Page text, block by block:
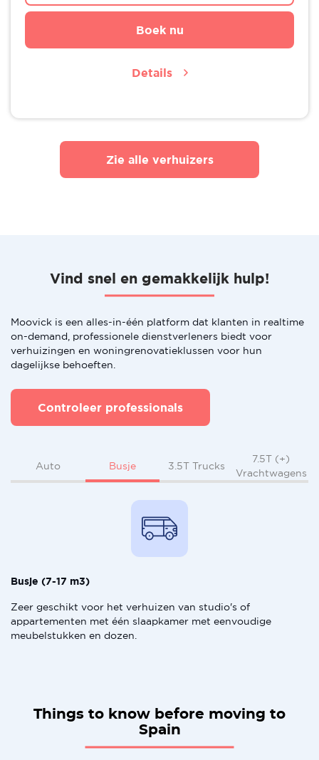
Boek nu
Details
Zie alle verhuizers
Vind snel en gemakkelijk hulp!
Moovick is een alles-in-één platform dat klanten in realtime
on-demand, professionele dienstverleners biedt voor
verhuizingen en woningrenovatieklussen voor hun
dagelijkse behoeften.
Controleer professionals
Auto Busje 3.5T Trucks
7.5T (+)
Vrachtwagens
Busje (7-17 m3)
Zeer geschikt voor het verhuizen van studio's of
appartementen met één slaapkamer met eenvoudige
meubelstukken en dozen.
Things to know before moving to
Spain